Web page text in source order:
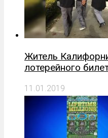
Житель
лотерейного
11.01.2019